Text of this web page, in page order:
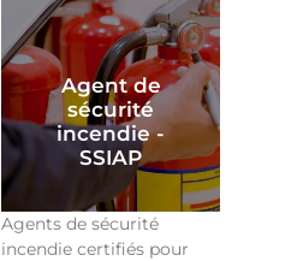
Agent de
sécurité
incendie -
SSIAP
Agents de sécurité
incendie certifiés pour